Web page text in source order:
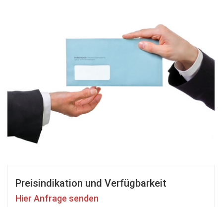
Preisindikation und Verfügbarkeit
Hier Anfrage senden